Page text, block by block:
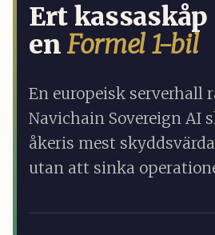
Ert kassaskåp
enFormel 1-bil
En europeisk serverhall
Navichain Sovereign AI
åkeris mest
utan att sinka